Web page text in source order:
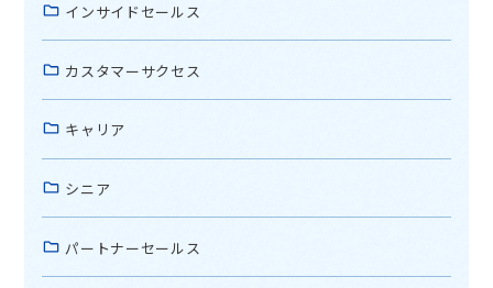
インサイドセールス
カスタマーサクセス
キャリア
シニア
パートナーセールス